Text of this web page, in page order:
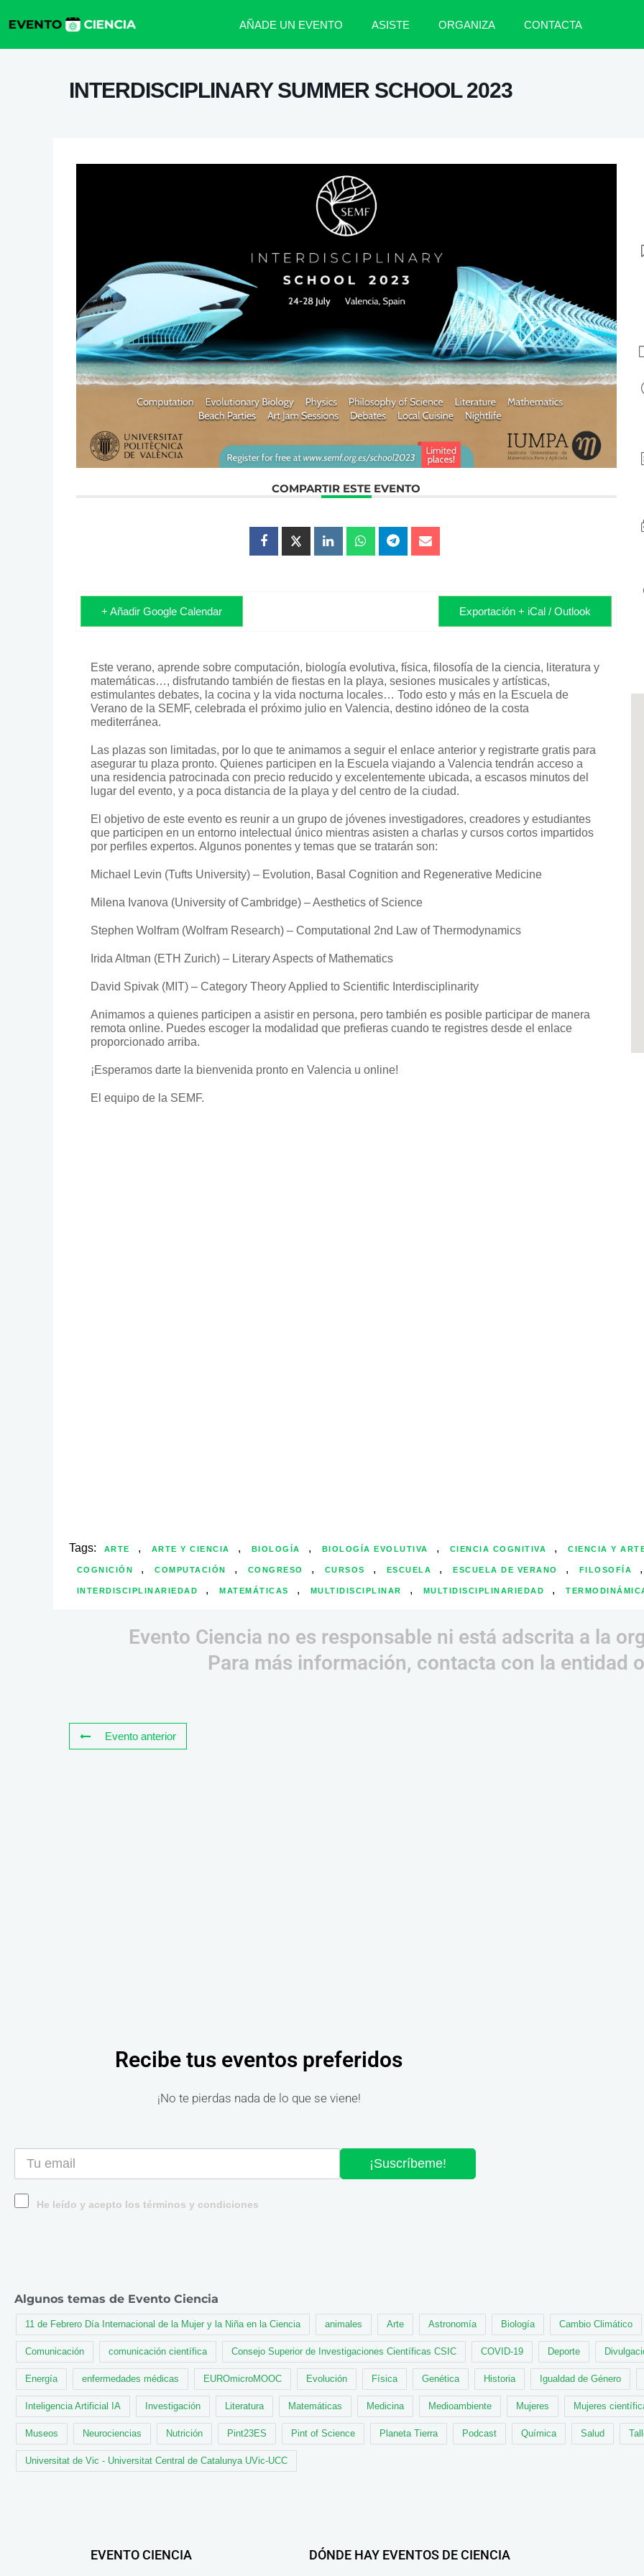
AÑADE UN EVENTO ASISTE ORGANIZA CONTACTA
INTERDISCIPLINARY SUMMER SCHOOL 2023
COMPARTIR ESTE EVENTO
+ Añadir Google Calendar Exportación + iCal / Outlook
Este verano, aprende sobre computación, biología evolutiva, física, filosofía de la ciencia, literatura y
matemáticas…, disfrutando también de fiestas en la playa, sesiones musicales y artísticas,
estimulantes debates, la cocina y la vida nocturna locales… Todo esto y más en la Escuela de
Verano de la SEMF, celebrada el próximo julio en Valencia, destino idóneo de la costa
mediterránea.
Las plazas son limitadas, por lo que te animamos a seguir el enlace anterior y registrarte gratis para
asegurar tu plaza pronto. Quienes participen en la Escuela viajando a Valencia tendrán acceso a
una residencia patrocinada con precio reducido y excelentemente ubicada, a escasos minutos del
lugar del evento, y a poca distancia de la playa y del centro de la ciudad.
El objetivo de este evento es reunir a un grupo de jóvenes investigadores, creadores y estudiantes
que participen en un entorno intelectual único mientras asisten a charlas y cursos cortos impartidos
por perfiles expertos. Algunos ponentes y temas que se tratarán son:
Michael Levin (Tufts University) – Evolution, Basal Cognition and Regenerative Medicine
Milena Ivanova (University of Cambridge) – Aesthetics of Science
Stephen Wolfram (Wolfram Research) – Computational 2nd Law of Thermodynamics
Irida Altman (ETH Zurich) – Literary Aspects of Mathematics
David Spivak (MIT) – Category Theory Applied to Scientific Interdisciplinarity
Animamos a quienes participen a asistir en persona, pero también es posible participar de manera
remota online. Puedes escoger la modalidad que prefieras cuando te registres desde el enlace
proporcionado arriba.
¡Esperamos darte la bienvenida pronto en Valencia u online!
El equipo de la SEMF.
Tags: ARTE , ARTE Y CIENCIA , BIOLOGÍA , BIOLOGÍA EVOLUTIVA , CIENCIA COGNITIVA , CIENCIA Y
COGNICIÓN , COMPUTACIÓN , CONGRESO , CURSOS , ESCUELA , ESCUELA DE VERANO , FILOSOFÍA
INTERDISCIPLINARIEDAD , MATEMÁTICAS , MULTIDISCIPLINAR , MULTIDISCIPLINARIEDAD ,
Evento Ciencia no es responsable ni está adscrita a la
Para más información, contacta con la entidad
Evento anterior
Recibe tus eventos preferidos
¡No te pierdas nada de lo que se viene!
¡Suscríbeme!
He leído y acepto los términos y condiciones
Algunos temas de Evento Ciencia
11 de Febrero Día Internacional de la Mujer y la Niña en la Ciencia animales Arte Astronomía Biología Cambio Climático
Comunicación comunicación científica Consejo Superior de Investigaciones Científicas CSIC COVID-19 Deporte
Energía enfermedades médicas EUROmicroMOOC Evolución Física Genética Historia Igualdad de Género
Inteligencia Artificial IA Investigación Literatura Matemáticas Medicina Medioambiente Mujeres Mujeres
Museos Neurociencias Nutrición Pint23ES Pint of Science Planeta Tierra Podcast Química Salud
Universitat de Vic - Universitat Central de Catalunya UVic-UCC
EVENTO CIENCIA DÓNDE HAY EVENTOS DE CIENCIA